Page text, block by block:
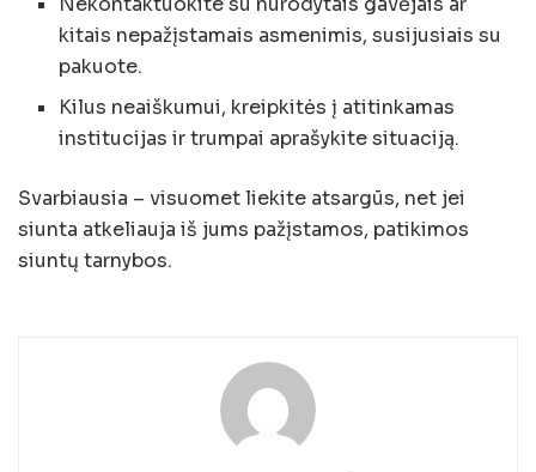
kitais nepažįstamais asmenimis, susijusiais su
pakuote.
Kilus neaiškumui, kreipkitės į atitinkamas
institucijas ir trumpai aprašykite situaciją.
Svarbiausia – visuomet liekite atsargūs, net jei
siunta atkeliauja iš jums pažįstamos, patikimos
siuntų tarnybos.